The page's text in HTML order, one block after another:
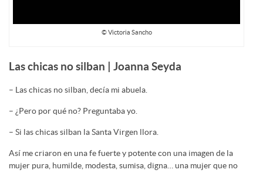
© Victoria Sancho
Las chicas no silban | Joanna Seyda
– Las chicas no silban, decía mi abuela.
– ¿Pero por qué no? Preguntaba yo.
– Si las chicas silban la Santa Virgen llora.
Así me criaron en una fe fuerte y potente con una imagen de la
mujer pura, humilde, modesta, sumisa, digna… una mujer que no